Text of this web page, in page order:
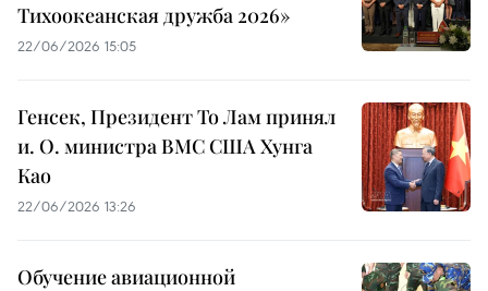
Тихоокеанская дружба 2026»
22/06/2026 15:05
Генсек, Президент То Лам принял
и. О. министра ВМС США Хунга
Као
22/06/2026 13:26
Обучение авиационной